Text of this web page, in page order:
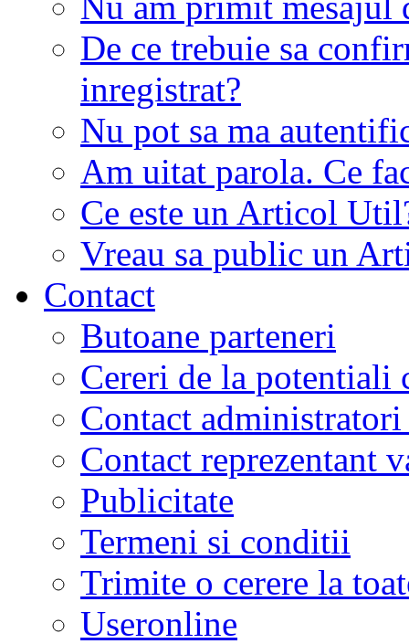
De ce trebuie sa
inregistrat?
Nu pot sa ma
Am uitat parola. Ce
Ce este un Articol
Vreau sa public un
Contact
Butoane parteneri
Cereri de la potentiali
Contact
Contact reprezentant
Publicitate
Termeni si conditii
Trimite o cerere la
Useronline